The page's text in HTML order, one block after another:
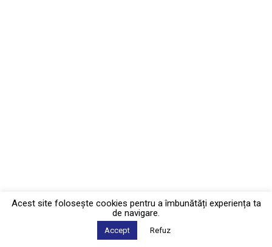
Acest site foloseşte cookies pentru a îmbunătăți experiența ta
de navigare.
Accept Refuz